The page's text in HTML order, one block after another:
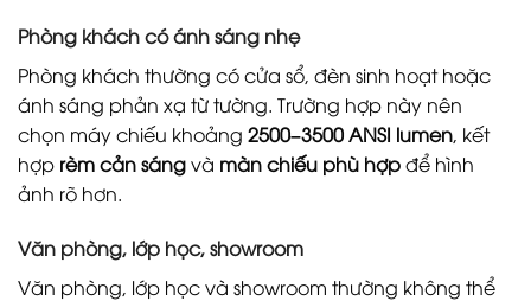
Phòng khách có ánh sáng nhẹ
Phòng khách thường có cửa sổ, đèn sinh hoạt hoặc
ánh sáng phản xạ từ tường. Trường hợp này nên
chọn máy chiếu khoảng 2500–3500 ANSI lumen, kết
hợp rèm cản sángvà màn chiếu phù hợpđể hình
ảnh rõ hơn.
Văn phòng, lớp học, showroom
Văn phòng, lớp học và showroom thường không thể